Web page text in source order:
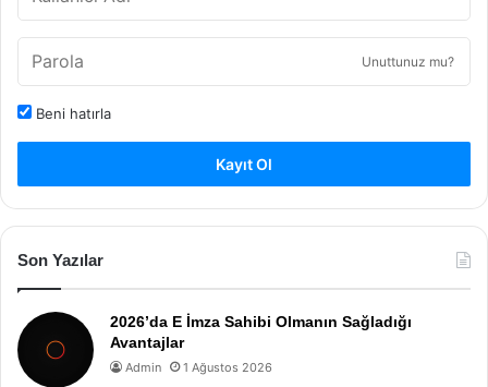
Unuttunuz mu?
Beni hatırla
Kayıt Ol
Son Yazılar
2026’da E İmza Sahibi Olmanın Sağladığı
Avantajlar
Admin 1 Ağustos 2026